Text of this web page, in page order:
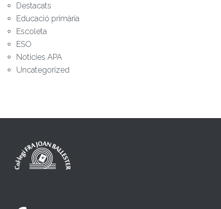
Destacats
Educació primària
Escoleta
ESO
Noticies APA
Uncategorized